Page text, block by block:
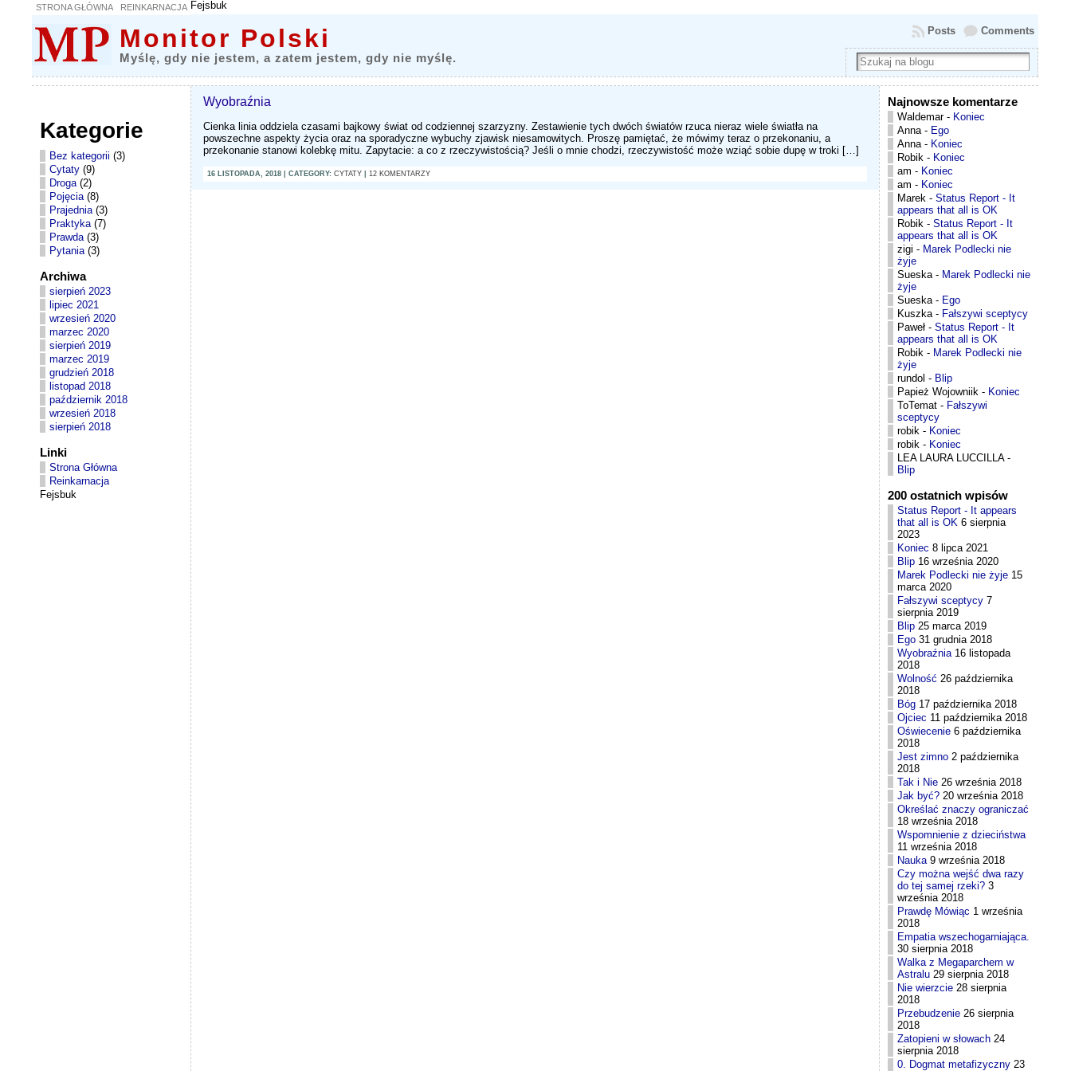
STRONA GŁÓWNA REINKARNACJA Fejsbuk
Monitor Polski
Myślę, gdy nie jestem, a zatem jestem, gdy nie myślę.
Comments
Posts
Kategorie
Bez kategorii (3)
Cytaty (9)
Droga (2)
Pojęcia (8)
Prajednia (3)
Praktyka (7)
Prawda (3)
Pytania (3)
Archiwa
sierpień 2023
lipiec 2021
wrzesień 2020
marzec 2020
sierpień 2019
marzec 2019
grudzień 2018
listopad 2018
październik 2018
wrzesień 2018
sierpień 2018
Linki
Strona Główna
Reinkarnacja
Fejsbuk
Wyobraźnia
Cienka linia oddziela czasami bajkowy świat od codziennej szarzyzny. Zestawienie tych dwóch światów rzuca nieraz wiele światła na
powszechne aspekty życia oraz na sporadyczne wybuchy zjawisk niesamowitych. Proszę pamiętać, że mówimy teraz o przekonaniu, a
przekonanie stanowi kolebkę mitu. Zapytacie: a co z rzeczywistością? Jeśli o mnie chodzi, rzeczywistość może wziąć sobie dupę w troki […]
16 LISTOPADA, 2018 | CATEGORY:CYTATY 12 KOMENTARZY
Najnowsze komentarze
Waldemar- Koniec
Anna- Ego
Anna- Koniec
Robik - Koniec
am - Koniec
am - Koniec
Marek -Status Report - It
appears that all is OK
Robik -Status Report - It
appears that all is OK
zigi - Marek Podlecki nie
żyje
Sueska- Marek Podlecki nie
żyje
Sueska- Ego
Kuszka- Fałszywi sceptycy
Paweł -Status Report - It
appears that all is OK
Robik - Marek Podlecki nie
żyje
rundol - Blip
Papież Wojowniik - Koniec
ToTemat - Fałszywi
sceptycy
robik - Koniec
robik - Koniec
LEA LAURA LUCCILLA-
Blip
200 ostatnich wpisów
Status Report - It appears
that all is OK 6 sierpnia
2023
Koniec 8 lipca 2021
Blip 16 września 2020
Marek Podlecki nie żyje 15
marca 2020
Fałszywi sceptycy 7
sierpnia 2019
Blip 25 marca 2019
Ego 31 grudnia 2018
Wyobraźnia 16 listopada
2018
Wolność 26 października
2018
Bóg 17 października 2018
Ojciec 11 października 2018
Oświecenie 6 października
2018
Jest zimno 2 października
2018
Tak i Nie 26 września 2018
Jak być? 20 września 2018
Określać znaczy ograniczać
18 września 2018
Wspomnienie z dzieciństwa
11 września 2018
Nauka 9 września 2018
Czy można wejść dwa razy
do tej samej rzeki? 3
września 2018
Prawdę Mówiąc 1 września
2018
Empatia wszechogarniająca.
30 sierpnia 2018
Walka z Megaparchem w
Astralu 29 sierpnia 2018
Nie wierzcie 28 sierpnia
2018
Przebudzenie 26 sierpnia
2018
Zatopieni w słowach 24
sierpnia 2018
0. Dogmat metafizyczny 23